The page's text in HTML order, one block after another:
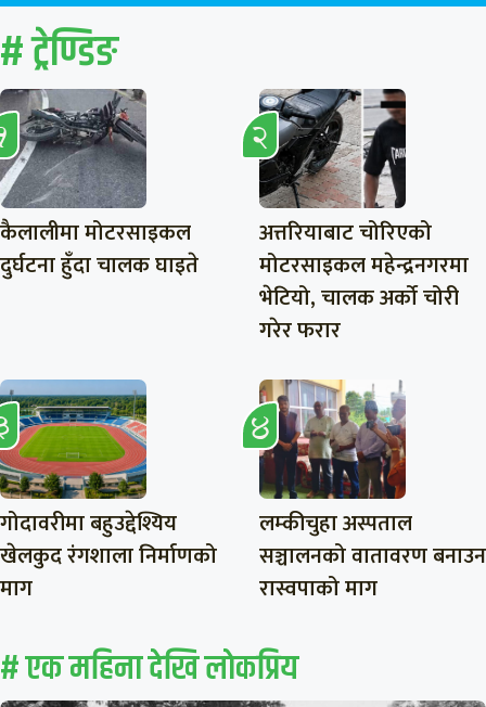
# ट्रेण्डिङ
कैलालीमा मोटरसाइकल
दुर्घटना हुँदा चालक घाइते
अत्तरियाबाट चोरिएको
मोटरसाइकल महेन्द्रनगरमा
भेटियो, चालक अर्को चोरी
गरेर फरार
गोदावरीमा बहुउद्देश्यिय
खेलकुद रंगशाला निर्माणको
माग
लम्कीचुहा अस्पताल
सञ्चालनको वातावरण बनाउन
रास्वपाको माग
# एक महिना देखि लाेकप्रिय